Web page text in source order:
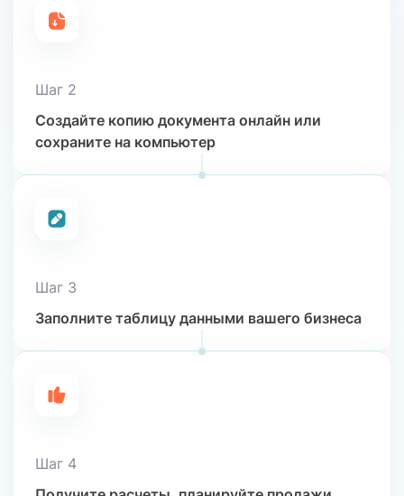
Шаг 2
Создайте копию документа онлайн или
сохраните на компьютер
Шаг 3
Заполните таблицу данными вашего бизнеса
Шаг 4